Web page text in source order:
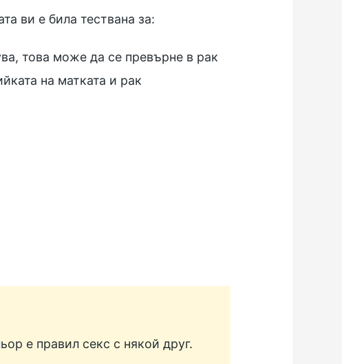
ви е била тествана за:
това може да се превърне в рак
на матката и рак
е правил секс с някой друг.